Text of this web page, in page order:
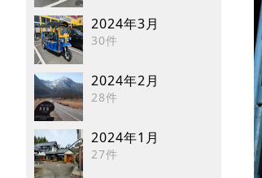
2024年3月
30件
2024年2月
28件
2024年1月
27件